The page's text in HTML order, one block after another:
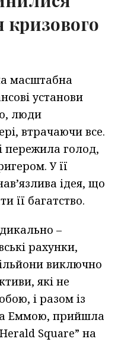
кризового
масштабна
установи
люди
втрачаючи все.
пережила голод,
У її
ідея, що
її багатство.
–
рахунки,
виключно
які не
і разом із
Еммою, прийшла
Square” на